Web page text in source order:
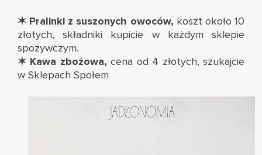
✶ Pralinki z suszonych owoców, koszt około 10
złotych, składniki kupicie w każdym sklepie
spożywczym.
✶ Kawa zbożowa, cena od 4 złotych, szukajcie
w Sklepach Społem